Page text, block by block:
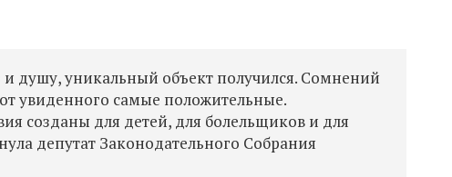
и душу, уникальный объект получился. Сомнений
увиденного самые положительные.
созданы для детей, для болельщиков и для
депутат Законодательного Собрания